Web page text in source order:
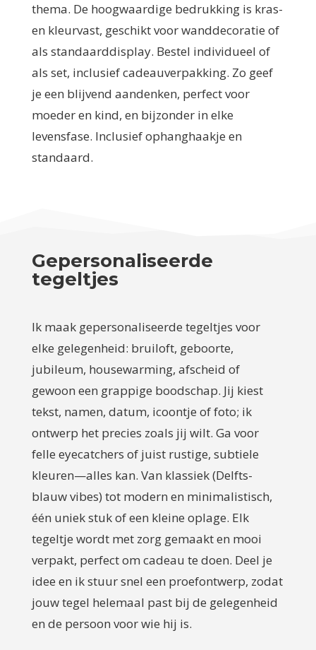
thema. De hoogwaardige bedrukking is kras-
en kleurvast, geschikt voor wanddecoratie of
als standaarddisplay. Bestel individueel of
als set, inclusief cadeauverpakking. Zo geef
je een blijvend aandenken, perfect voor
moeder en kind, en bijzonder in elke
levensfase. Inclusief ophanghaakje en
standaard.
Gepersonaliseerde
tegeltjes
Ik maak gepersonaliseerde tegeltjes voor
elke gelegenheid: bruiloft, geboorte,
jubileum, housewarming, afscheid of
gewoon een grappige boodschap. Jij kiest
tekst, namen, datum, icoontje of foto; ik
ontwerp het precies zoals jij wilt. Ga voor
felle eyecatchers of juist rustige, subtiele
kleuren—alles kan. Van klassiek (Delfts-
blauw vibes) tot modern en minimalistisch,
één uniek stuk of een kleine oplage. Elk
tegeltje wordt met zorg gemaakt en mooi
verpakt, perfect om cadeau te doen. Deel je
idee en ik stuur snel een proefontwerp, zodat
jouw tegel helemaal past bij de gelegenheid
en de persoon voor wie hij is.